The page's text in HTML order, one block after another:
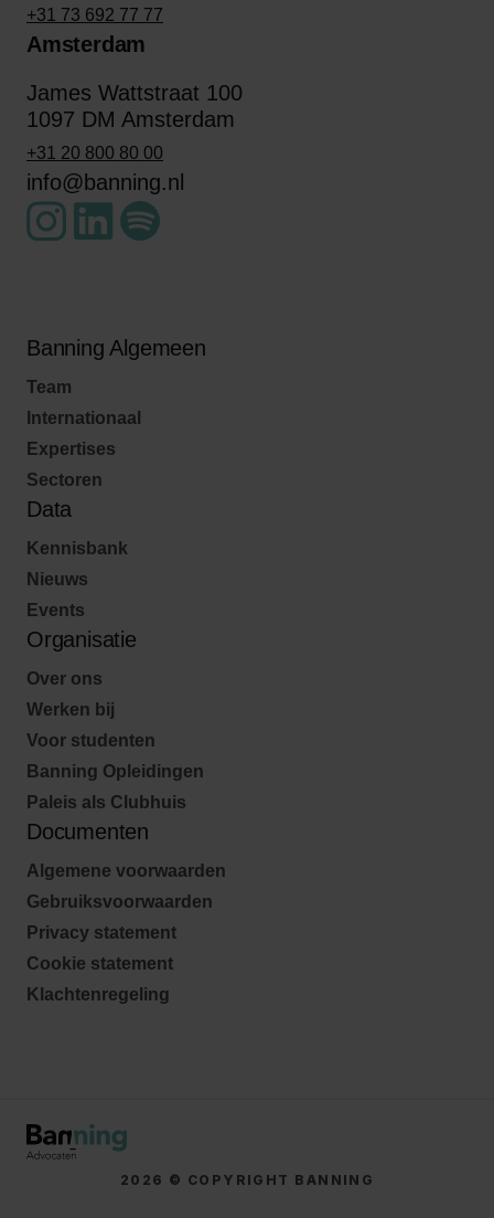
+31 73 692 77 77
Amsterdam
James Wattstraat 100
1097 DM Amsterdam
+31 20 800 80 00
info@banning.nl
Banning Algemeen
Team
Internationaal
Expertises
Sectoren
Data
Kennisbank
Nieuws
Events
Organisatie
Over ons
Werken bij
Voor studenten
Banning Opleidingen
Paleis als Clubhuis
Documenten
Algemene voorwaarden
Gebruiksvoorwaarden
Privacy statement
Cookie statement
Klachtenregeling
2026 © COPYRIGHT BANNING